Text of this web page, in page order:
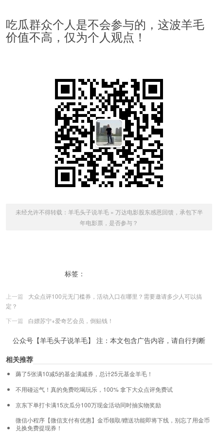
吃瓜群众个人是不会参与的，这波羊毛
价值不高，仅为个人观点！
未经允许不得转载： 羊毛头子说羊毛» 万达电影股东感恩回馈，承包下半
年电影票，是否参与？
标签：
上一篇
大众点评100元无门槛券，活动入口在哪里？需要邀请多少人可以搞
定？
下一篇
白嫖苏宁+爱奇艺会员，倒贴钱！
公众号【羊毛头子说羊毛】 注：本文包含广告内容，请自行判断
相关推荐
薅了5张满10减5的基金满减券，总计25元基金羊毛！
不用碰运气！真的免费吃喝玩乐，100% 拿下大众点评免费试
京东下单打卡满15次瓜分100万现金活动同时抽实物奖励
微信小程序【微信支付有优惠】金币领取/赠送功能即将下线，别忘了用金币
兑换免费提现券！